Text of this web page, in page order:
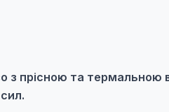
з прісною та